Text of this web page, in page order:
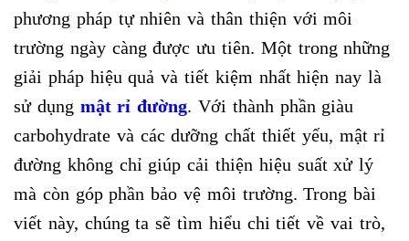
phương pháp tự nhiên và thân thiện với môi
trường ngày càng được ưu tiên. Một trong những
giải pháp hiệu quả và tiết kiệm nhất hiện nay là
sử dụng mật rỉ đường. Với thành phần giàu
carbohydrate và các dưỡng chất thiết yếu, mật rỉ
đường không chỉ giúp cải thiện hiệu suất xử lý
mà còn góp phần bảo vệ môi trường. Trong bài
viết này, chúng ta sẽ tìm hiểu chi tiết về vai trò,